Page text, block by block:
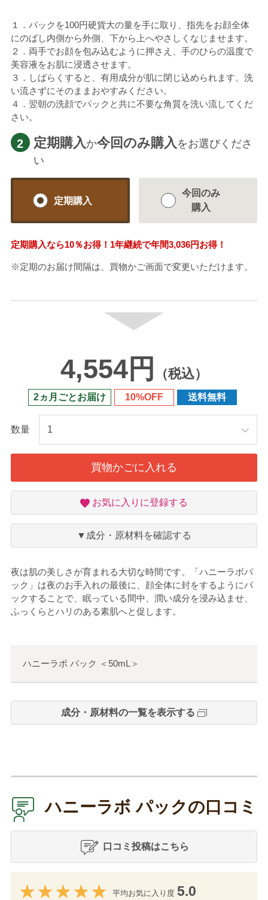
１．パックを100円硬貨大の量を手に取り、指先をお顔全体
にのばし内側から外側、下から上へやさしくなじませます。
２．両手でお顔を包み込むように押さえ、手のひらの温度で
美容液をお肌に浸透させます。
３．しばらくすると、有用成分が肌に閉じ込められます。洗
い流さずにそのままおやすみください。
４．翌朝の洗顔でパックと共に不要な角質を洗い流してくだ
さい。
2 定期購入 か今回のみ購入 をお選びくださ
い
定期購入
今回のみ
購入
定期購入なら10％お得！1年継続で年間3,036円お得！
※定期のお届け間隔は、買物かご画面で変更いただけます。
4,554円 （税込）
2ヵ月ごとお届け 10%OFF 送料無料
数量
買物かごに入れる
お
入
り
お気に入りに登録する
▼成分・原材料を確認する
夜は肌の美しさが育まれる大切な時間です。「ハニーラボパ
ック」は夜のお手入れの最後に、顔全体に封をするようにパ
ックすることで、眠っている間中、潤い成分を浸み込ませ、
ふっくらとハリのある素肌へと促します。
ハニーラボ パック ＜ 50mL ＞
成分・原材料の一覧を表示する
ハニーラボ パックの口コミ
口コミ投稿はこちら
平均お気に入り度 5.0